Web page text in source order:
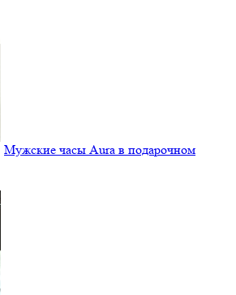
Мужские часы Aura в подарочном